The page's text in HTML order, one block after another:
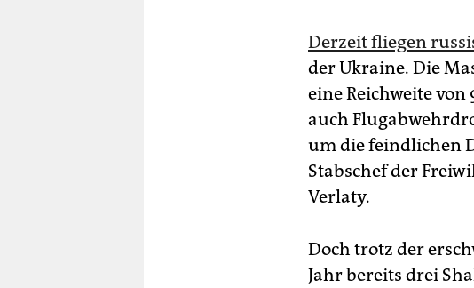
Derzeit fliegen
der Ukraine. Die
eine Reichweite
auch
um die feindlichen
Stabschef der
Verlaty.
Doch trotz der
Jahr bereits drei